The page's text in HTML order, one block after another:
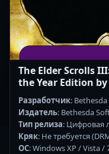
The Elder Scrolls
the Year Edition
Разработчик:
Издатель: Bethesda
Тип релиза: Цифровая
Кряк: Не требуется
ОС: Windows XP / Vista /